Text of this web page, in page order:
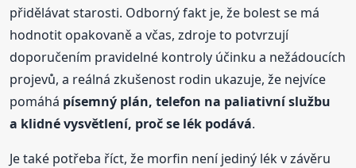
přidělávat starosti. Odborný fakt je, že bolest se má
hodnotit opakovaně a včas, zdroje to potvrzují
doporučením pravidelné kontroly účinku a nežádoucích
projevů, a reálná zkušenost rodin ukazuje, že nejvíce
pomáhá písemný plán, telefon na paliativní službu
a klidné vysvětlení, proč se lék podává.
Je také potřeba říct, že morfin není jediný lék v závěru